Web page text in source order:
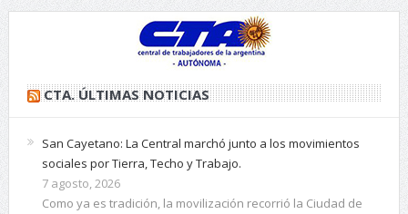
CTA. ÚLTIMAS NOTICIAS
San Cayetano: La Central marchó junto a los movimientos
sociales por Tierra, Techo y Trabajo.
7 agosto, 2026
Como ya es tradición, la movilización recorrió la Ciudad de